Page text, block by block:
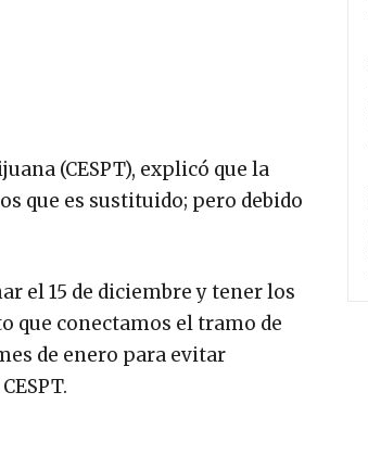
(CESPT), explicó que la
que es sustituido; pero debido
el 15 de diciembre y tener los
que conectamos el tramo de
de enero para evitar